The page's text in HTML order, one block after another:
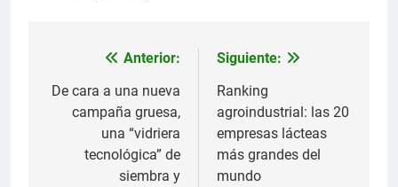
Navegación
de
entradas
Anterior:
De cara a una nueva
campaña gruesa,
una “vidriera
tecnológica” de
siembra y
Siguiente:
Ranking
agroindustrial: las 20
empresas lácteas
más grandes del
mundo